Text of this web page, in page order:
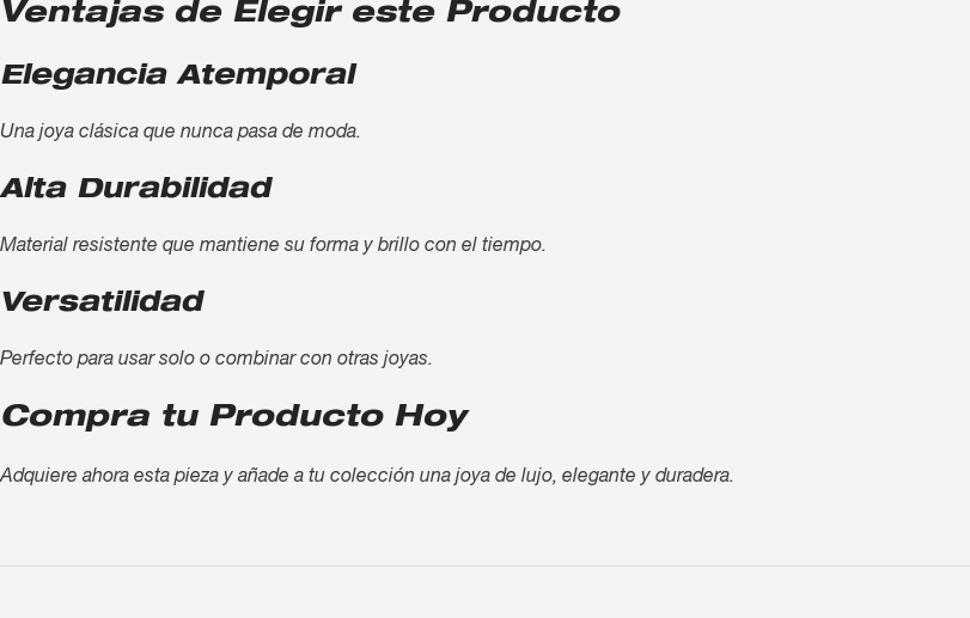
Ventajas de Elegir este Producto
Elegancia Atemporal
Una joya clásica que nunca pasa de moda.
Alta Durabilidad
Material resistente que mantiene su forma y brillo con el tiempo.
Versatilidad
Perfecto para usar solo o combinar con otras joyas.
Compra tu Producto Hoy
Adquiere ahora esta pieza y añade a tu colección una joya de lujo, elegante y duradera.